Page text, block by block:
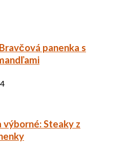
panenka s
výborné: Steaky z